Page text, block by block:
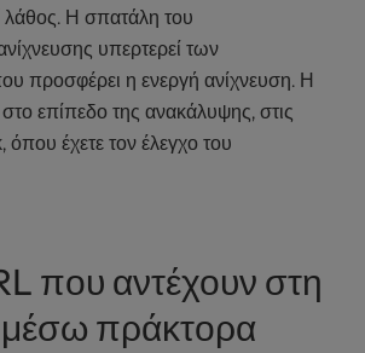
Η σπατάλη του
υπερτερεί των
προσφέρει η ενεργή ανίχνευση. Η
στο επίπεδο της ανακάλυψης, στις
όπου έχετε τον έλεγχο του
που αντέχουν στη
πράκτορα